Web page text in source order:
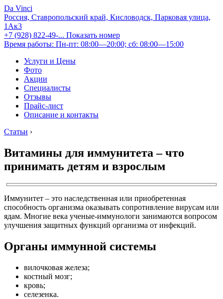
Da Vinci
Россия, Ставропольский край, Кисловодск, Парковая улица,
1Ак3
+7 (928) 822-49-... Показать номер
Время работы: Пн-пт: 08:00—20:00; сб: 08:00—15:00
Услуги и Цены
Фото
Акции
Специалисты
Отзывы
Прайс-лист
Описание и контакты
Статьи ›
Витамины для иммунитета – что
принимать детям и взрослым
Иммунитет ‒ это наследственная или приобретенная
способность организма оказывать сопротивление вирусам или
ядам. Многие века ученые-иммунологи занимаются вопросом
улучшения защитных функций организма от инфекций.
Органы иммунной системы
вилочковая железа;
костный мозг;
кровь;
селезенка.